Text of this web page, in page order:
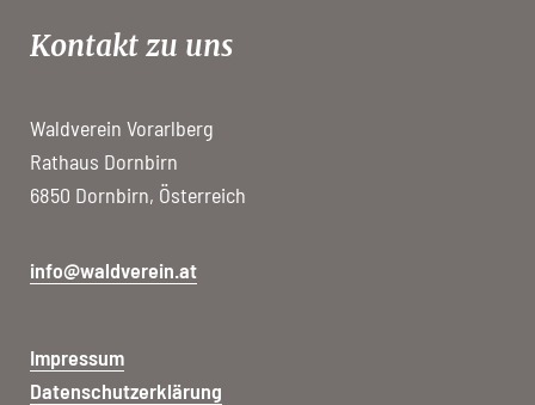
Kontakt zu uns
Waldverein Vorarlberg
Rathaus Dornbirn
6850 Dornbirn, Österreich
info@waldverein.at
Impressum
Datenschutzerklärung